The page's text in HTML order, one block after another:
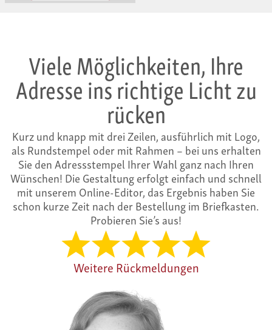
Viele Möglichkeiten, Ihre
Adresse ins richtige Licht zu
rücken
Kurz und knapp mit drei Zeilen, ausführlich mit Logo,
als Rundstempel oder mit Rahmen – bei uns erhalten
Sie den Adressstempel Ihrer Wahl ganz nach Ihren
Wünschen! Die Gestaltung erfolgt einfach und schnell
mit unserem Online-Editor, das Ergebnis haben Sie
schon kurze Zeit nach der Bestellung im Briefkasten.
Probieren Sie’s aus!
Weitere Rückmeldungen